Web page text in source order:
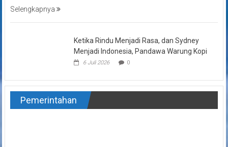
Selengkapnya
Ketika Rindu Menjadi Rasa, dan Sydney
Menjadi Indonesia, Pandawa Warung Kopi
6 Juli 2026 0
Pemerintahan